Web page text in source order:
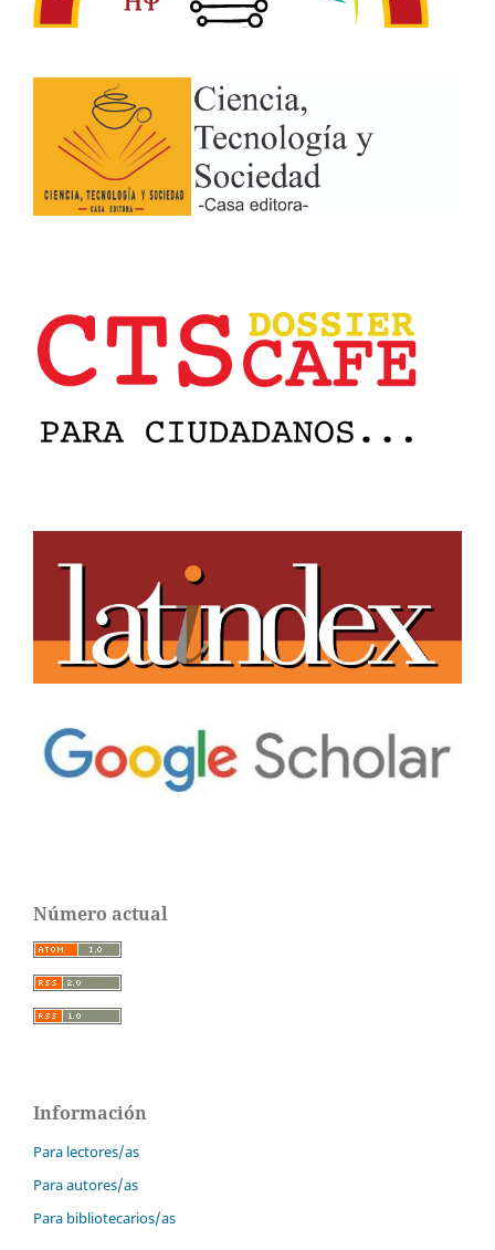
Número actual
Información
Para lectores/as
Para autores/as
Para bibliotecarios/as